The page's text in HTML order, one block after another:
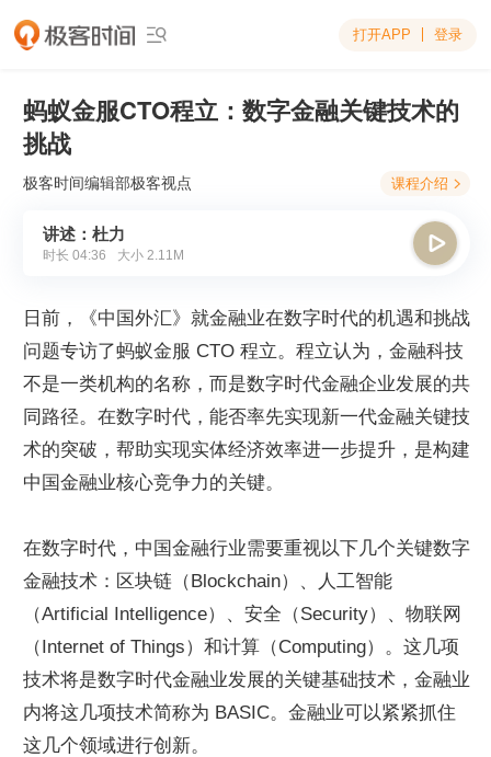
 打开APP 登录
蚂蚁金服CTO程立：数字金融关键技术的
挑战
极客时间编辑部极客视点 课程介绍 
讲述：杜力
时长 04:36 大小 2.11M

日前，《中国外汇》就金融业在数字时代的机遇和挑战
问题专访了蚂蚁金服 CTO 程立。程立认为，金融科技
不是一类机构的名称，而是数字时代金融企业发展的共
同路径。在数字时代，能否率先实现新一代金融关键技
术的突破，帮助实现实体经济效率进一步提升，是构建
中国金融业核心竞争力的关键。
在数字时代，中国金融行业需要重视以下几个关键数字
金融技术：区块链（Blockchain）、人工智能
（Artificial Intelligence）、安全（Security）、物联网
（Internet of Things）和计算（Computing）。这几项
技术将是数字时代金融业发展的关键基础技术，金融业
内将这几项技术简称为 BASIC。金融业可以紧紧抓住
这几个领域进行创新。